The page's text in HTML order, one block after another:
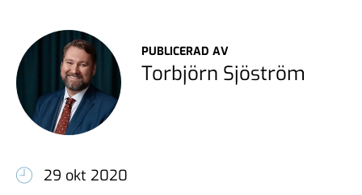
PUBLICERAD AV
Torbjörn Sjöström
29 okt 2020